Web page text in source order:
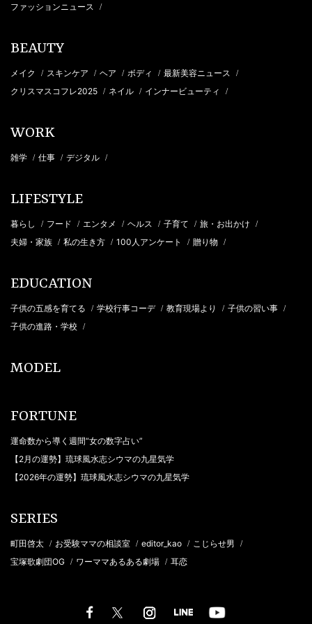
ファッションニュース /
BEAUTY
メイク / スキンケア / ヘア / ボディ / 最新美容ニュース /
クリスマスコフレ2025 / ネイル / インナービューティ /
WORK
雑学 / 仕事 / デジタル /
LIFESTYLE
暮らし / フード / エンタメ / ヘルス / 子育て / 旅・お出かけ /
夫婦・家族 / 私の生き方 / 100人アンケート / 贈り物 /
EDUCATION
子供の五感を育てる / 学校行事コーデ / 教育現場より / 子供の習い事 /
子供の進路・学校 /
MODEL
FORTUNE
運命数から導く週間“女の数字占い”
【2月の運勢】琉球風水志シウマの九星気学
【2026年の運勢】琉球風水志シウマの九星気学
SERIES
町田啓太 / お受験ママの相談室 / editor_kao / こじらせ男 /
宝塚歌劇団OG / ワーママあるある劇場 / 耳恋